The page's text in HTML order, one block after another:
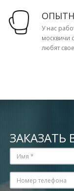
У нас
москвичи
любят
ЗАКАЗАТЬ